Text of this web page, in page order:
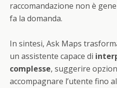
raccomandazione non è
fa la domanda.
In sintesi, Ask Maps
un assistente capace di
complesse, suggerire
accompagnare l’utente fino